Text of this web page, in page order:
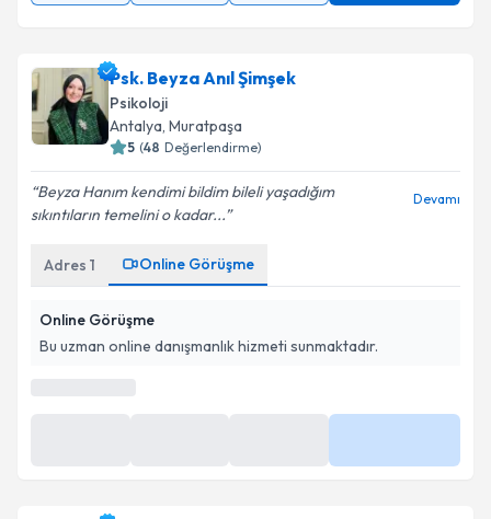
Psk. Beyza Anıl Şimşek
Psikoloji
Antalya, Muratpaşa
5 (48 Değerlendirme)
Beyza Hanım kendimi bildim bileli yaşadığım
sıkıntıların temelini o kadar...
Devamı
Adres 1 Online Görüşme
Online Görüşme
Bu uzman online danışmanlık hizmeti sunmaktadır.